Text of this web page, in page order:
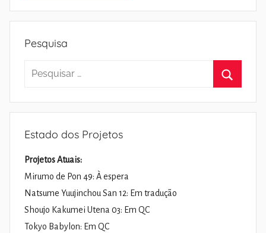
Pesquisa
Pesquisar
Estado dos Projetos
Projetos Atuais:
Mirumo de Pon 49: À espera
Natsume Yuujinchou San 12: Em tradução
Shoujo Kakumei Utena 03: Em QC
Tokyo Babylon: Em QC